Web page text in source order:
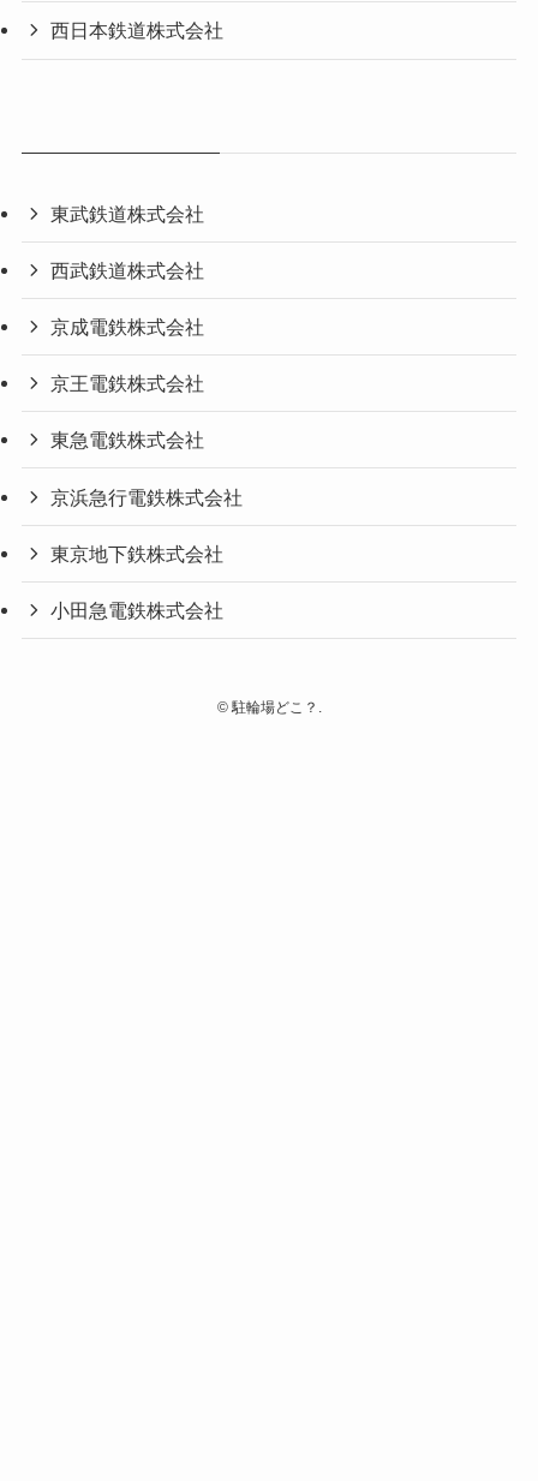
西日本鉄道株式会社
東武鉄道株式会社
西武鉄道株式会社
京成電鉄株式会社
京王電鉄株式会社
東急電鉄株式会社
京浜急行電鉄株式会社
東京地下鉄株式会社
小田急電鉄株式会社
©駐輪場どこ？.